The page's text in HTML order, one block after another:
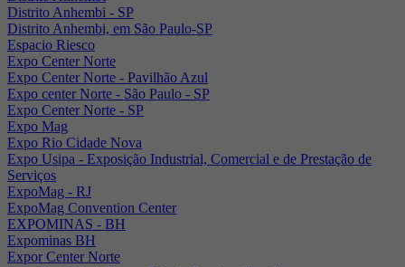
Distrito Anhembi - SP
Distrito Anhembi, em São Paulo-SP
Espacio Riesco
Expo Center Norte
Expo Center Norte - Pavilhão Azul
Expo center Norte - São Paulo - SP
Expo Center Norte - SP
Expo Mag
Expo Rio Cidade Nova
Expo Usipa - Exposição Industrial, Comercial e de Prestação de
Serviços
ExpoMag - RJ
ExpoMag Convention Center
EXPOMINAS - BH
Expominas BH
Expor Center Norte